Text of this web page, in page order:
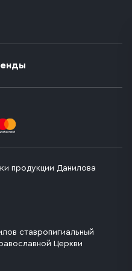
продукции Данилова
ставропигиальный
Церкви